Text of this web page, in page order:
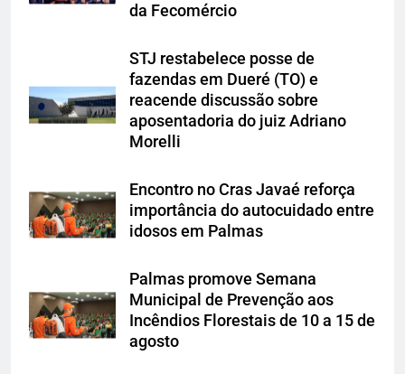
da Fecomércio
STJ restabelece posse de
fazendas em Dueré (TO) e
reacende discussão sobre
aposentadoria do juiz Adriano
Morelli
Encontro no Cras Javaé reforça
importância do autocuidado entre
idosos em Palmas
Palmas promove Semana
Municipal de Prevenção aos
Incêndios Florestais de 10 a 15 de
agosto